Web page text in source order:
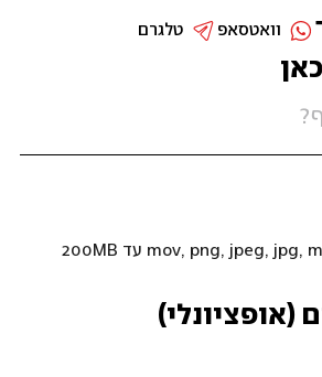
(אופציונלי)
טלגרם וואטסאפ